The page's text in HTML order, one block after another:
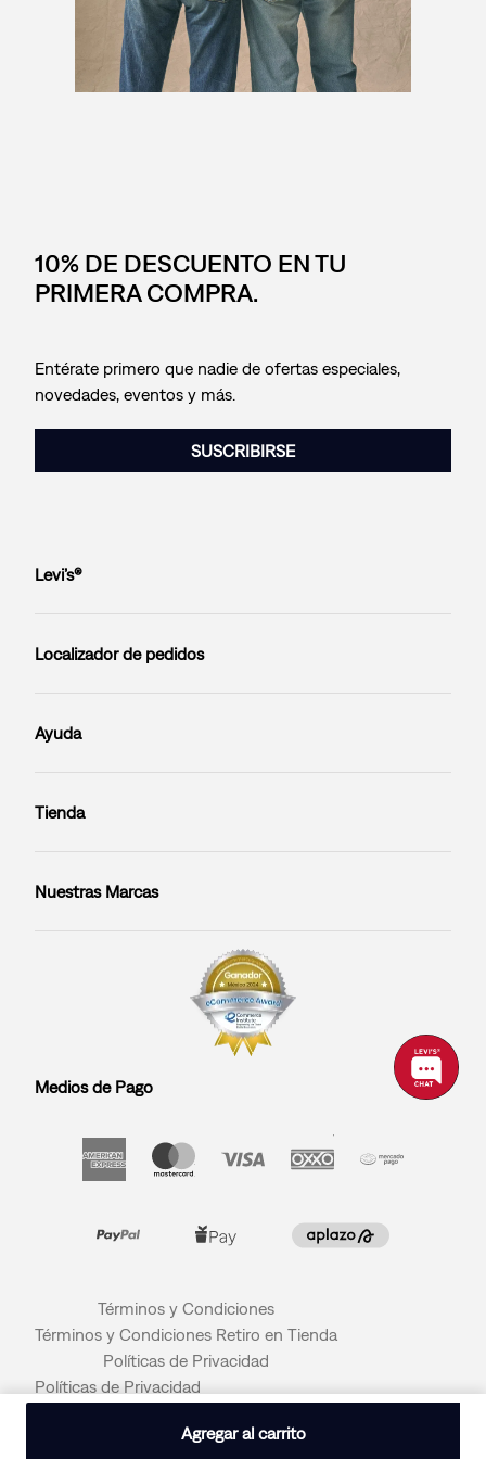
Agregar al carrito
10% DE DESCUENTO EN TU
PRIMERA COMPRA.
Entérate primero que nadie de ofertas especiales,
novedades, eventos y más.
SUSCRIBIRSE
Levi’s®
Localizador de pedidos
Ayuda
Tienda
Nuestras Marcas
Medios de Pago
Términos y Condiciones
Términos y Condiciones Retiro en Tienda
Políticas de Privacidad
Políticas de Privacidad
© 2026 LEVI STRAUSS & CO